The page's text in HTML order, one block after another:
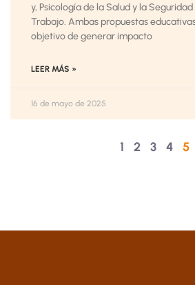
y, Psicología de la Salud y la Seguridad
Trabajo. Ambas propuestas
objetivo de generar impacto
LEER MÁS »
16 de mayo de 2025
1 2 3 4 5